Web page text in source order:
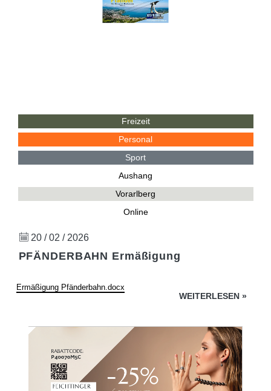
Freizeit
Personal
Sport
Aushang
Vorarlberg
Online
20 / 02 / 2026
PFÄNDERBAHN Ermäßigung
Ermäßigung Pfänderbahn.docx
WEITERLESEN »